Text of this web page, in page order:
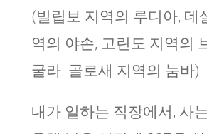
(빌립보 지역의 루디아, 데
역의 야손, 고린도 지역의
굴라. 골로새 지역의 눔바)
내가 일하는 직장에서, 사